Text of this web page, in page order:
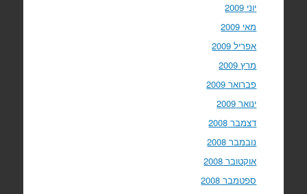
יוני 2009
מאי 2009
אפריל 2009
מרץ 2009
פברואר 2009
ינואר 2009
דצמבר 2008
נובמבר 2008
אוקטובר 2008
ספטמבר 2008